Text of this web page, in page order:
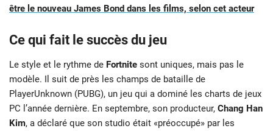
être le nouveau James Bond dans les films, selon cet acteur
Ce qui fait le succès du jeu
Le style et le rythme de Fortnite sont uniques, mais pas le
modèle. Il suit de près les champs de bataille de
PlayerUnknown (PUBG), un jeu qui a dominé les charts de jeux
PC l’année dernière. En septembre, son producteur, Chang Han
Kim, a déclaré que son studio était «préoccupé» par les